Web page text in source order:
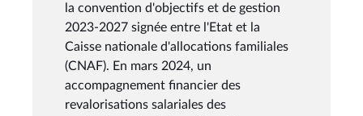
la convention d'objectifs et de gestion
2023-2027 signée entre l'Etat et la
Caisse nationale d'allocations familiales
(CNAF). En mars 2024, un
accompagnement financier des
revalorisations salariales des